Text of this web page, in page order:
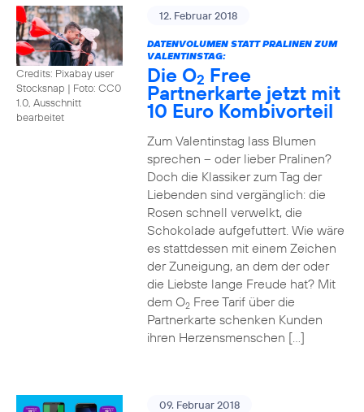
Credits: Pixabay user
Stocksnap | Foto: CC0
1.0, Ausschnitt
bearbeitet
12. Februar 2018
DATENVOLUMEN STATT PRALINEN ZUM
VALENTINSTAG:
Die O2 Free
Partnerkarte jetzt mit
10 Euro Kombivorteil
Zum Valentinstag lass Blumen
sprechen – oder lieber Pralinen?
Doch die Klassiker zum Tag der
Liebenden sind vergänglich: die
Rosen schnell verwelkt, die
Schokolade aufgefuttert. Wie wäre
es stattdessen mit einem Zeichen
der Zuneigung, an dem der oder
die Liebste lange Freude hat? Mit
dem O2Free Tarif über die
Partnerkarte schenken Kunden
ihren Herzensmenschen […]
09. Februar 2018